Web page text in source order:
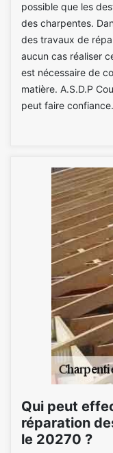
possible que les
des charpentes.
des travaux de
aucun cas réaliser
est nécessaire de
matière. A.S.D.P
peut faire confiance.
Qui peut
réparation
le 20270 ?